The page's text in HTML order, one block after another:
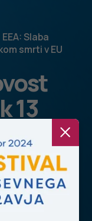
EEA: Slaba
smrti v EU
13
v EU